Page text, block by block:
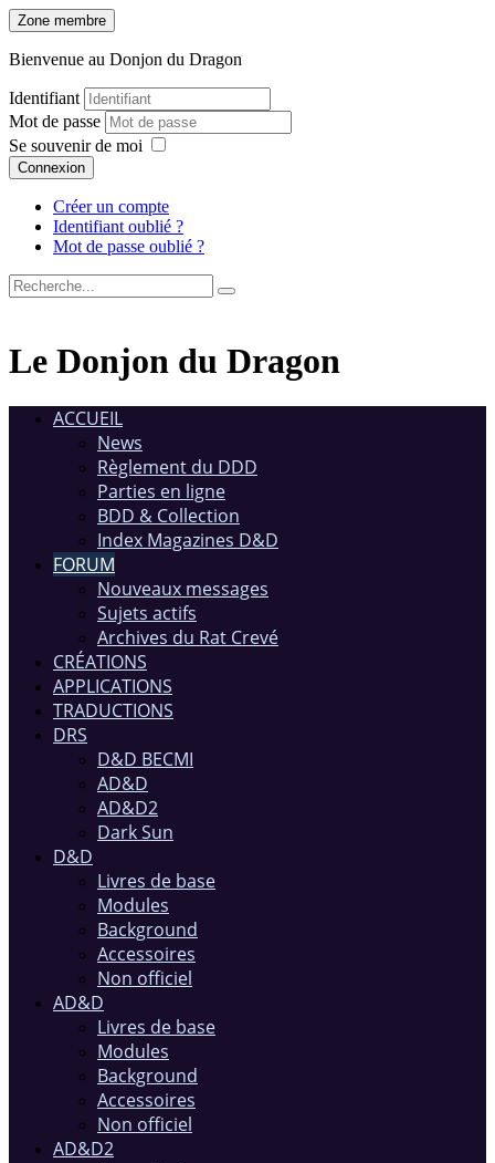
Zone membre
Bienvenue au Donjon du Dragon
Identifiant
Mot de passe
Se souvenir de moi
Connexion
Créer un compte
Identifiant oublié ?
Mot de passe oublié ?
Le Donjon du Dragon
ACCUEIL
News
Règlement du DDD
Parties en ligne
BDD & Collection
Index Magazines D&D
FORUM
Nouveaux messages
Sujets actifs
Archives du Rat Crevé
CRÉATIONS
APPLICATIONS
TRADUCTIONS
DRS
D&D BECMI
AD&D
AD&D2
Dark Sun
D&D
Livres de base
Modules
Background
Accessoires
Non officiel
AD&D
Livres de base
Modules
Background
Accessoires
Non officiel
AD&D2